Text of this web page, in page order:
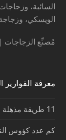
السائبة،
الويسكي، وزجاجة
مُصنِّع الزجاجات
معرفة القوارير
11 طريقة مذهلة لفتح مشروبك بدون فتّاحة زجاجات
كم عدد كؤوس